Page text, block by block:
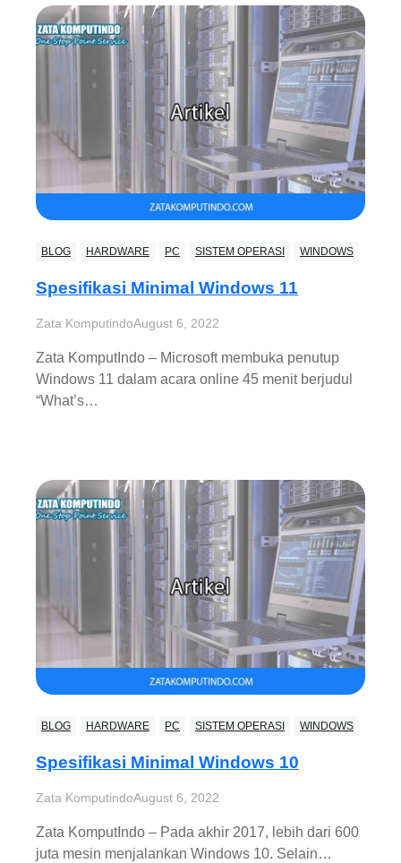
BLOG HARDWARE PC SISTEM OPERASI WINDOWS
Spesifikasi Minimal Windows 11
Zata KomputindoAugust 6, 2022
Zata KomputIndo – Microsoft membuka penutup
Windows 11 dalam acara online 45 menit berjudul
“What’s…
BLOG HARDWARE PC SISTEM OPERASI WINDOWS
Spesifikasi Minimal Windows 10
Zata KomputindoAugust 6, 2022
Zata KomputIndo – Pada akhir 2017, lebih dari 600
juta mesin menjalankan Windows 10. Selain…